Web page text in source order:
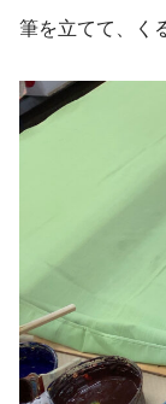
筆を立てて、く